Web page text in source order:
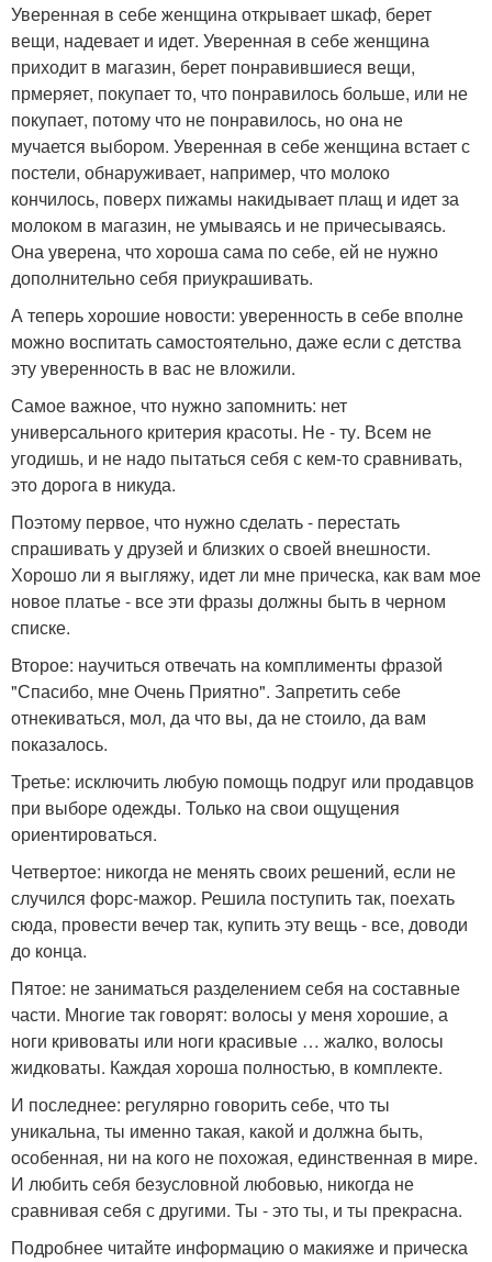
Уверенная в себе женщина открывает шкаф, берет
вещи, надевает и идет. Уверенная в себе женщина
приходит в магазин, берет понравившиеся вещи,
прмеряет, покупает то, что понравилось больше, или не
покупает, потому что не понравилось, но она не
мучается выбором. Уверенная в себе женщина встает с
постели, обнаруживает, например, что молоко
кончилось, поверх пижамы накидывает плащ и идет за
молоком в магазин, не умываясь и не причесываясь.
Она уверена, что хороша сама по себе, ей не нужно
дополнительно себя приукрашивать.
А теперь хорошие новости: уверенность в себе вполне
можно воспитать самостоятельно, даже если с детства
эту уверенность в вас не вложили.
Самое важное, что нужно запомнить: нет
универсального критерия красоты. Не - ту. Всем не
угодишь, и не надо пытаться себя с кем-то сравнивать,
это дорога в никуда.
Поэтому первое, что нужно сделать - перестать
спрашивать у друзей и близких о своей внешности.
Хорошо ли я выгляжу, идет ли мне прическа, как вам мое
новое платье - все эти фразы должны быть в черном
списке.
Второе: научиться отвечать на комплименты фразой
"Спасибо, мне Очень Приятно". Запретить себе
отнекиваться, мол, да что вы, да не стоило, да вам
показалось.
Третье: исключить любую помощь подруг или продавцов
при выборе одежды. Только на свои ощущения
ориентироваться.
Четвертое: никогда не менять своих решений, если не
случился форс-мажор. Решила поступить так, поехать
сюда, провести вечер так, купить эту вещь - все, доводи
до конца.
Пятое: не заниматься разделением себя на составные
части. Многие так говорят: волосы у меня хорошие, а
ноги кривоваты или ноги красивые … жалко, волосы
жидковаты. Каждая хороша полностью, в комплекте.
И последнее: регулярно говорить себе, что ты
уникальна, ты именно такая, какой и должна быть,
особенная, ни на кого не похожая, единственная в мире.
И любить себя безусловной любовью, никогда не
сравнивая себя с другими. Ты - это ты, и ты прекрасна.
Подробнее читайте информацию о макияже и прическа